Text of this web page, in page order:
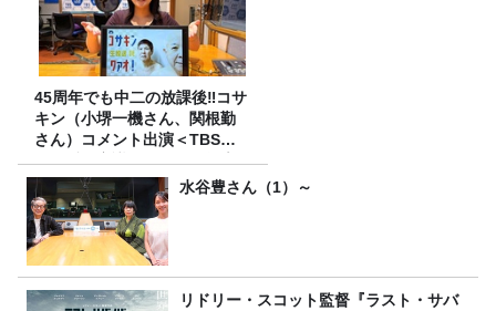
45周年でも中二の放課後‼コサ
キン（小堺一機さん、関根勤
さん）コメント出演＜TBSラ
ジオ番組審議会からのご報告
＞
水谷豊さん（1）～
リドリー・スコット監督『ラスト・サバ